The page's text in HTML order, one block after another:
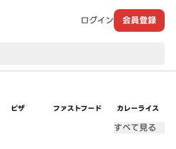
ログイン 会員登録
ピザ ファストフード カレーライス
すべて見る